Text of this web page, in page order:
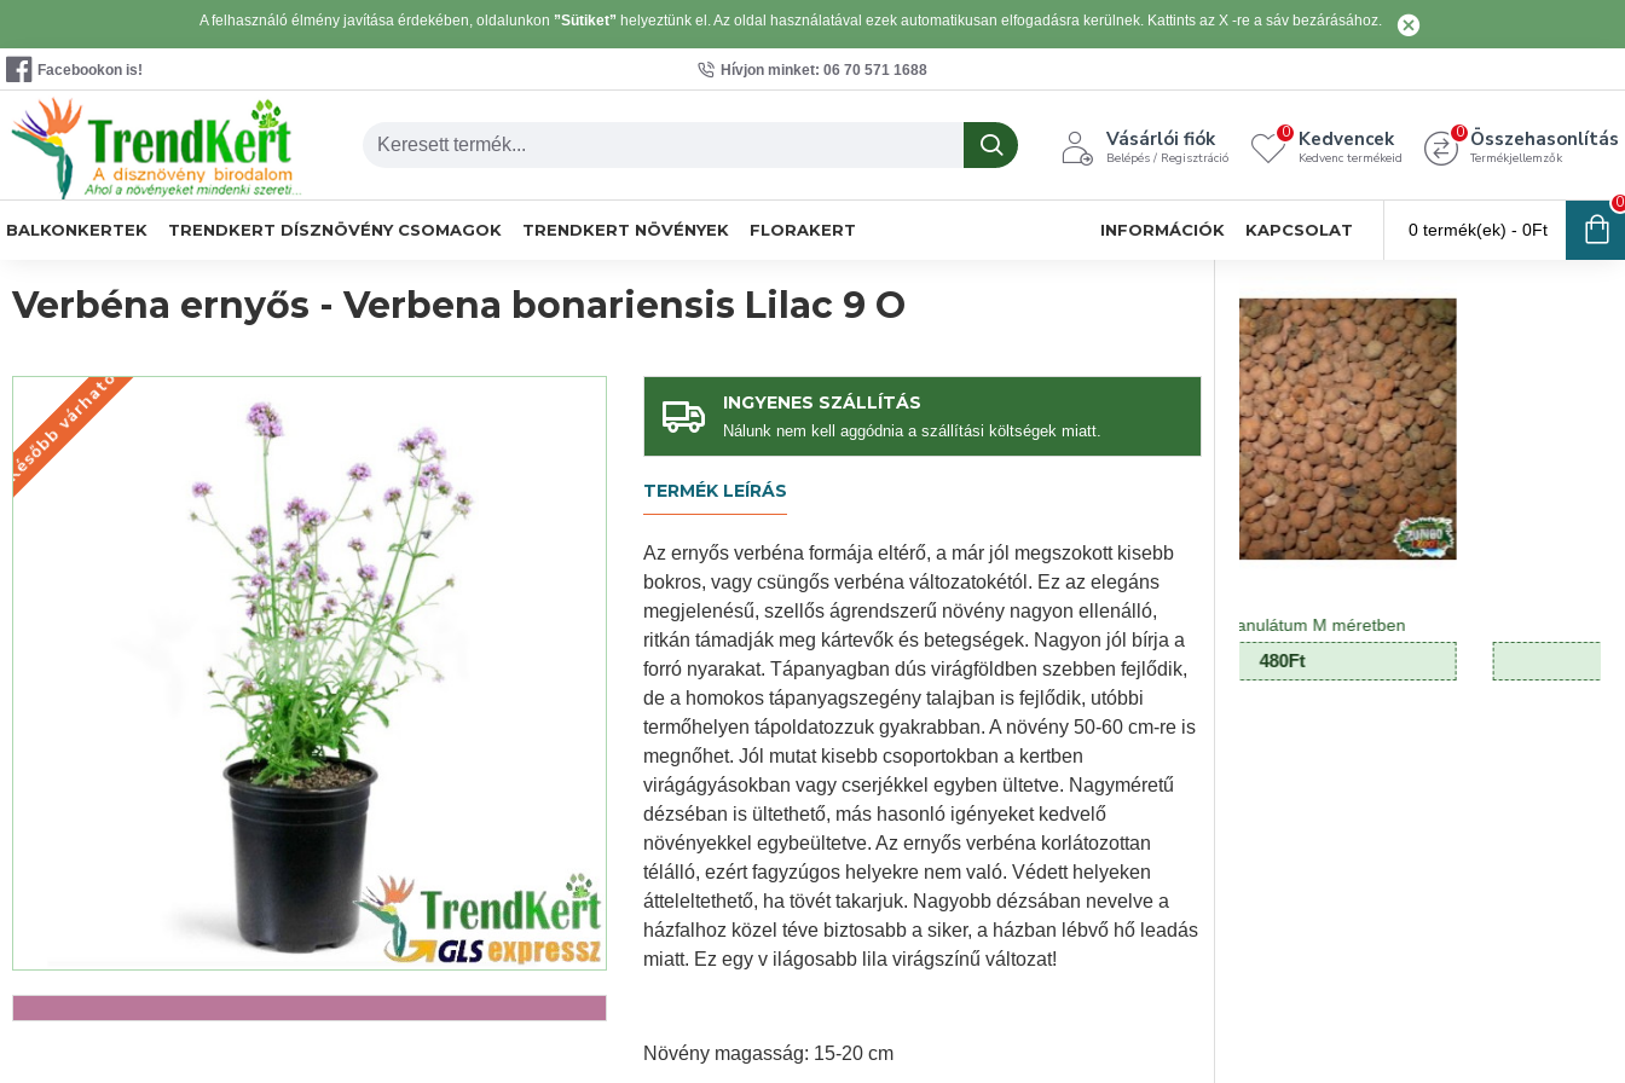
A felhasználó élmény javítása érdekében, oldalunkon ”Sütiket” helyeztünk el. Az oldal használatával ezek automatikusan elfogadásra kerülnek. Kattints az X -re a sáv bezárásához.
Facebookon is! Hívjon minket: 06 70 571 1688
Vásárlói fiók
Belépés / Regisztráció
Kedvencek
Kedvenc termékeid
0 Összehasonlítás
Termékjellemzők
0
BALKONKERTEK TRENDKERT DÍSZNÖVÉNY CSOMAGOK TRENDKERT NÖVÉNYEK FLORAKERT INFORMÁCIÓK KAPCSOLAT 0 termék(ek) - 0Ft
0
Verbéna ernyős - Verbena bonariensis Lilac 9 O
KÉSŐBB VÁRHATÓ
Később várható INGYENES SZÁLLÍTÁS
Nálunk nem kell aggódnia a szállítási költségek miatt.
TERMÉK LEÍRÁS
Az ernyős verbéna formája eltérő, a már jól megszokott kisebb
bokros, vagy csüngős verbéna változatokétól. Ez az elegáns
megjelenésű, szellős ágrendszerű növény nagyon ellenálló,
ritkán támadják meg kártevők és betegségek. Nagyon jól bírja a
forró nyarakat. Tápanyagban dús virágföldben szebben fejlődik,
de a homokos tápanyagszegény talajban is fejlődik, utóbbi
termőhelyen tápoldatozzuk gyakrabban. A növény 50-60 cm-re is
megnőhet. Jól mutat kisebb csoportokban a kertben
virágágyásokban vagy cserjékkel egyben ültetve. Nagyméretű
dézséban is ültethető, más hasonló igényeket kedvelő
növényekkel egybeültetve. Az ernyős verbéna korlátozottan
télálló, ezért fagyzúgos helyekre nem való. Védett helyeken
átteleltethető, ha tövét takarjuk. Nagyobb dézsában nevelve a
házfalhoz közel téve biztosabb a siker, a házban lébvő hő leadás
miatt. Ez egy v ilágosabb lila virágszínű változat!
Növény magasság: 15-20 cm
Agyag granulátum M méretben
480Ft